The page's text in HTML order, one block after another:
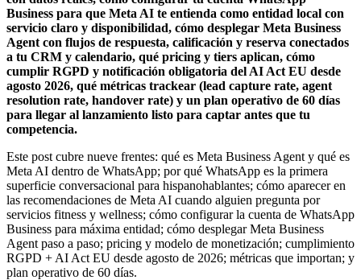
Business para que Meta AI te entienda como entidad local con
servicio claro y disponibilidad, cómo desplegar Meta Business
Agent con flujos de respuesta, calificación y reserva conectados
a tu CRM y calendario, qué pricing y tiers aplican, cómo
cumplir RGPD y notificación obligatoria del AI Act EU desde
agosto 2026, qué métricas trackear (lead capture rate, agent
resolution rate, handover rate) y un plan operativo de 60 días
para llegar al lanzamiento listo para captar antes que tu
competencia.
Este post cubre nueve frentes: qué es Meta Business Agent y qué es
Meta AI dentro de WhatsApp; por qué WhatsApp es la primera
superficie conversacional para hispanohablantes; cómo aparecer en
las recomendaciones de Meta AI cuando alguien pregunta por
servicios fitness y wellness; cómo configurar la cuenta de WhatsApp
Business para máxima entidad; cómo desplegar Meta Business
Agent paso a paso; pricing y modelo de monetización; cumplimiento
RGPD + AI Act EU desde agosto de 2026; métricas que importan; y
plan operativo de 60 días.